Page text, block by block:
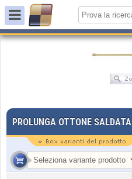
PROLUNGA OTTONE SALDATA